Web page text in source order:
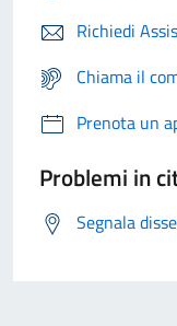
Richiedi
Chiama il
Prenota un
Problemi in
Segnala